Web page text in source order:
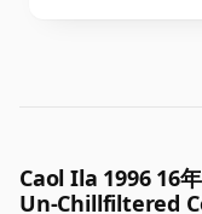
Caol Ila 1996 16
Un-Chillfiltered